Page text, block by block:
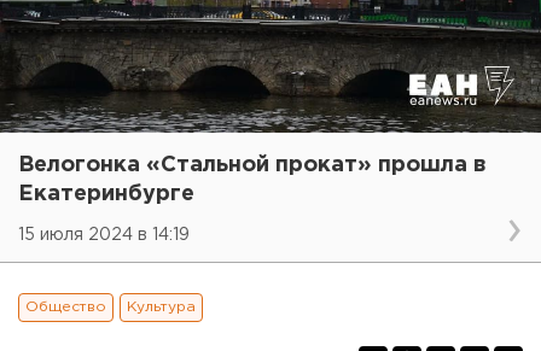
Велогонка «Стальной прокат» прошла в
Екатеринбурге
15 июля 2024 в 14:19
Общество Культура